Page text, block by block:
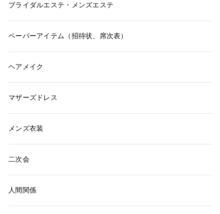
ブライダルエステ・メンズエステ
ペーパーアイテム（招待状、席次表）
ヘアメイク
マザーズドレス
メンズ衣装
二次会
人間関係